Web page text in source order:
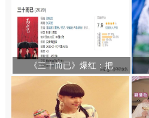
《三十而已》爆红：把